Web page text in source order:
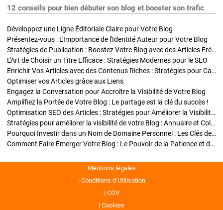
12 conseils pour bien débuter son blog et booster son trafic
Développez une Ligne Éditoriale Claire pour Votre Blog
Présentez-vous : L'Importance de l'Identité Auteur pour Votre Blog
Stratégies de Publication : Boostez Votre Blog avec des Articles Fréquents et Exclusifs
L'Art de Choisir un Titre Efficace : Stratégies Modernes pour le SEO
Enrichir Vos Articles avec des Contenus Riches : Stratégies pour Captiver et Optimiser
Optimiser vos Articles grâce aux Liens
Engagez la Conversation pour Accroître la Visibilité de Votre Blog
Amplifiez la Portée de Votre Blog : Le partage est la clé du succès !
Optimisation SEO des Articles : Stratégies pour Améliorer la Visibilité de Votre Blog
Stratégies pour améliorer la visibilité de votre Blog : Annuaire et Collaborations
Pourquoi Investir dans un Nom de Domaine Personnel : Les Clés de la Réussite de Votre Blog
Comment Faire Émerger Votre Blog : Le Pouvoir de la Patience et de la Persévérance
Mentions légales
Conditions d’Utilisation
CGV
Cookies